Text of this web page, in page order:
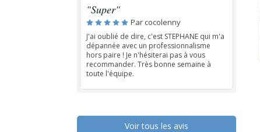
"Super"
Par cocolenny
J'ai oublié de dire, c'est STEPHANE qui m'a
dépannée avec un professionnalisme
hors paire ! Je n'hésiterai pas à vous
recommander. Très bonne semaine à
toute l'équipe.
Voir tous les avis